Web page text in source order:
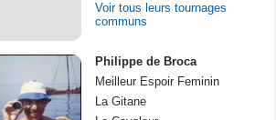
Voir tous leurs tournages
communs
Philippe de Broca
Meilleur Espoir Feminin
La Gitane